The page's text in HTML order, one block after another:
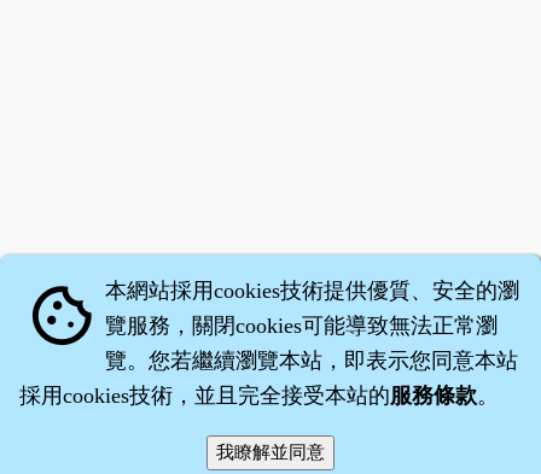
‧沈藥子©2008～2026
cookie 本網站採用cookies技術提供優質、安全的瀏
覽服務，關閉cookies可能導致無法正常瀏
覽。您若繼續瀏覽本站，即表示您同意本站
採用cookies技術，並且完全接受本站的服務條款。